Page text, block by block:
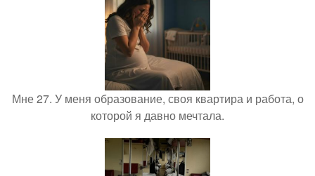
Мне 27. У меня образование, своя квартира и работа, о
которой я давно мечтала.